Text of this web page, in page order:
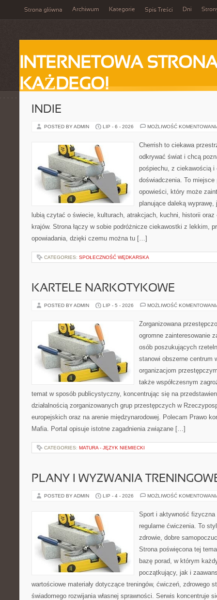
Strona główna Archiwum Kategorie Spis Treści Dni
INTERNETOWA
KAŻDEGO!
INDIE
POSTED BY ADMIN LIP - 6 - 2026 MOŻLIWOŚĆ
Cherrish to ciekawa
odkrywać świat i chcą
pośpiechu, z ciekawością i
doświadczenia. To miejsce
opowieści, który może
planujące daleką
lubią czytać o świecie, kulturach, atrakcjach, kuchni, historii
krajów. Strona łączy w sobie podróżnicze ciekawostki z lekkim,
opowiadania, dzięki czemu można tu […]
CATEGORIES: SPOŁECZNOŚĆ WĘDKARSKA
KARTELE NARKOTYKOWE
POSTED BY ADMIN LIP - 5 - 2026 MOŻLIWOŚĆ
Zorganizowana
ogromne zainteresowanie
osób poszukujących
stanowi obszerne centrum
organizacjom
także współczesnym
temat w sposób publicystyczny, koncentrując się na
działalnością zorganizowanych grup przestępczych w
europejskich oraz na arenie międzynarodowej. Polecam Prawo
Mafia. Portal opisuje istotne zagadnienia związane […]
CATEGORIES: MATURA - JĘZYK NIEMIECKI
PLANY I WYZWANIA
POSTED BY ADMIN LIP - 4 - 2026 MOŻLIWOŚĆ
Sport i aktywność
regularne ćwiczenia. To
zdrowie, dobre
Strona poświęcona tej
bazę porad, w którym
początkujący, jak i
wartościowe materiały dotyczące treningów, ćwiczeń, zdrowego
świadomego rozwijania własnej sprawności. Serwis koncentruje